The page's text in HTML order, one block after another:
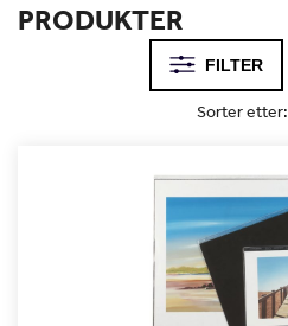
PRODUKTER
FILTER
Sorter etter: